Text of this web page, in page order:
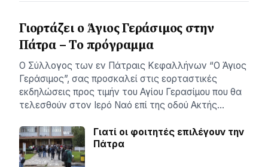
Γιορτάζει ο Άγιος Γεράσιμος στην
Πάτρα – Το πρόγραμμα
Ο Σύλλογος των εν Πάτραις Κεφαλλήνων “Ο Άγιος
Γεράσιμος”, σας προσκαλεί στις εορταστικές
εκδηλώσεις προς τιμήν του Αγίου Γερασίμου που θα
τελεσθούν στον Ιερό Ναό επί της οδού Ακτής…
Γιατί οι φοιτητές επιλέγουν την
Πάτρα